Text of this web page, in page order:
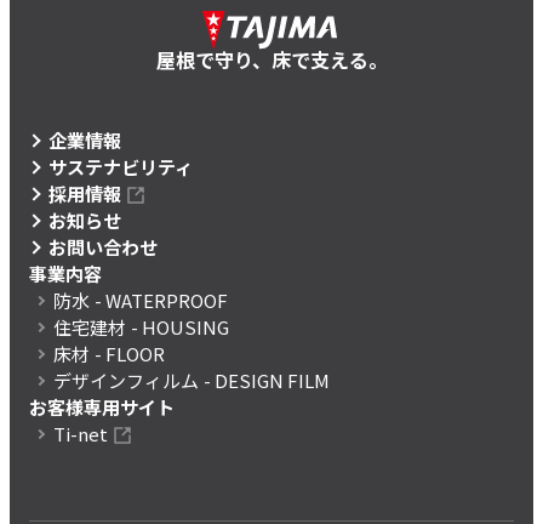
屋根で守り、床で支える。
企業情報
サステナビリティ
採用情報
お知らせ
お問い合わせ
事業内容
防水 - WATERPROOF
住宅建材 - HOUSING
床材 - FLOOR
デザインフィルム - DESIGN FILM
お客様専用サイト
Ti-net